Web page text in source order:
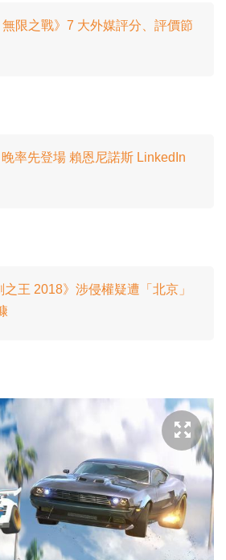
無限之戰》7 大外媒評分、評價節
晚率先登場 賴恩尼諾斯 LinkedIn
王 2018》涉侵權疑遭「北京」